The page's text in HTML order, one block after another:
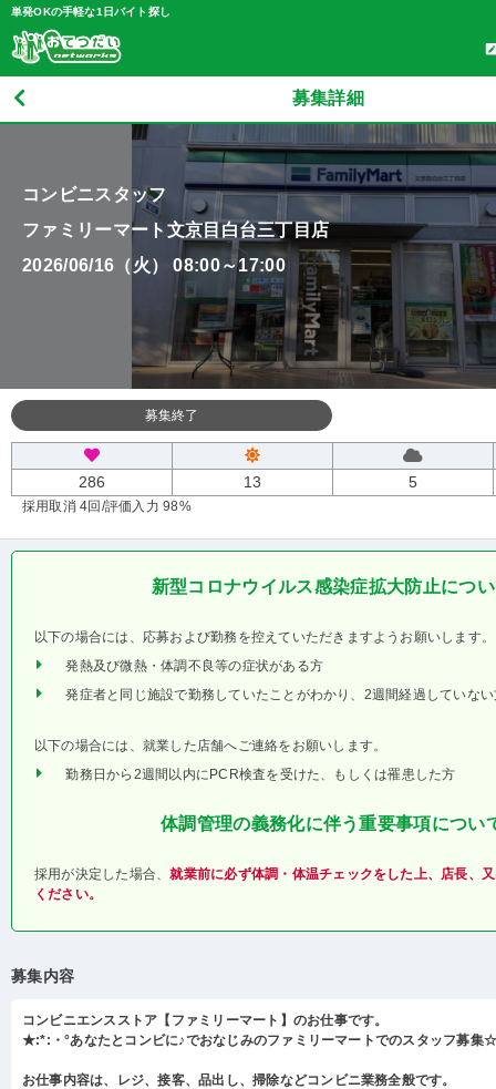
単発OKの手軽な1日バイト探し
募集詳細
コンビニスタッフ
ファミリーマート文京目白台三丁目店
2026/06/16（火） 08:00～17:00
募集終了
286 13 5
採用取消 4回 /評価入力 98%
新型コロナウイルス感染症拡大防止につ
以下の場合には、応募および勤務を控えていただきますようお願いします。
発熱及び微熱・体調不良等の症状がある方
発症者と同じ施設で勤務していたことがわかり、2週間経過していな
以下の場合には、就業した店舗へご連絡をお願いします。
勤務日から2週間以内にPCR検査を受けた、もしくは罹患した方
体調管理の義務化に伴う重要事項につい
採用が決定した場合、就業前に必ず体調・体温チェックをした上、店長、
ください。
募集内容
コンビニエンスストア【ファミリーマート】のお仕事です。
★:*:・°あなたとコンビに♪でおなじみのファミリーマートでのスタッフ募集
お仕事内容は、レジ、接客、品出し、掃除などコンビニ業務全般です。